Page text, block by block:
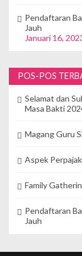
Pendaftaran
Jauh
Januari 16,
POS-POS
Selamat dan
Masa Bakti
Magang Guru
Aspek
Family
Pendaftaran
Jauh